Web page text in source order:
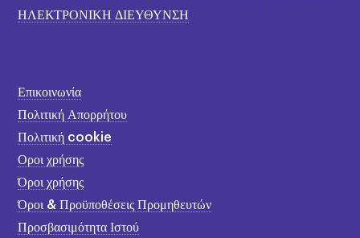
ΗΛΕΚΤΡΟΝΙΚΗ ΔΙΕΥΘΥΝΣΗ
Επικοινωνία
Πολιτική Απορρήτου
Πολιτική cookie
Οροι χρήσης
Όροι χρήσης
Όροι & Προϋποθέσεις Προμηθευτών
Προσβασιμότητα Ιστού